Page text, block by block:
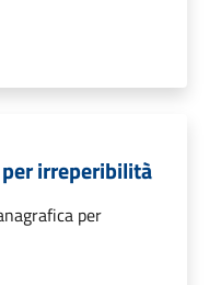
irreperibilità
per